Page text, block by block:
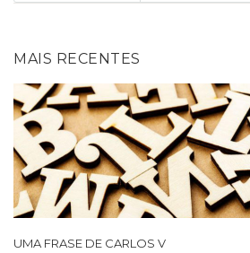
MAIS RECENTES
UMA FRASE DE CARLOS V